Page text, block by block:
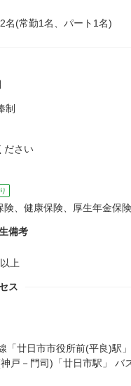
名(常勤1名、パート1名)
制
ださい
険、健康保険、厚生年金保険
備考
上
ス
「廿日市市役所前(平良)駅
神戸－門司)「廿日市駅」 バ